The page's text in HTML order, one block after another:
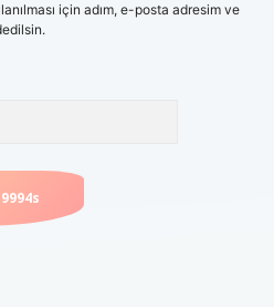
için adım, e-posta adresim ve